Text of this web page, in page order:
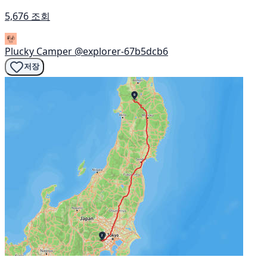
5,676 조회
Plucky Camper @explorer-67b5dcb6
저장